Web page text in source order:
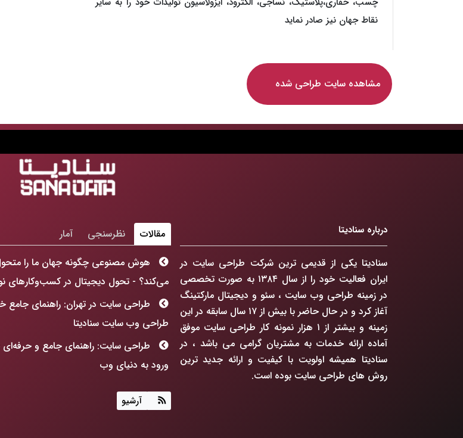
نقاط جهان نیز صادر نماید
مشاهده سایت طراحی شده
درباره سنادیتا
سنادیتا یکی از قدیمی ترین شرکت طراحی سایت در
ایران فعالیت خود را از سال ۱۳۸۴ به صورت تخصصی
در زمینه طراحی وب سایت ، سئو و دیجیتال مارکتینگ
آغاز کرد و در حال حاضر با بیش از ۱۷ سال سابقه در این
زمینه و بیشتر از ۱ هزار نمونه کار طراحی سایت موفق
آماده ارائه خدمات به مشتریان گرامی می باشد ، در
سنادیتا همیشه اولویت با کیفیت و ارائه جدید ترین
روش های طراحی سایت بوده است.
مقالات نظرسنجی
آمار
هوش مصنوعی چگونه جهان ما را
می‌کند؟ - تحول دیجیتال در کسب‌وکارهای
طراحی سایت در تهران: راهنمای جامع
طراحی وب سایت سنادیتا
طراحی سایت: راهنمای جامع و حرفه‌ای
ورود به دنیای وب
می‌کند؟آرشیو